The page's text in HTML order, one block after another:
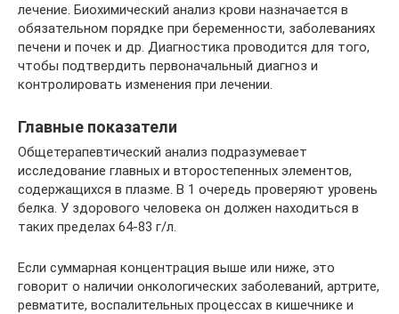
лечение. Биохимический анализ крови назначается в
обязательном порядке при беременности, заболеваниях
печени и почек и др. Диагностика проводится для того,
чтобы подтвердить первоначальный диагноз и
контролировать изменения при лечении.
Главные показатели
Общетерапевтический анализ подразумевает
исследование главных и второстепенных элементов,
содержащихся в плазме. В 1 очередь проверяют уровень
белка. У здорового человека он должен находиться в
таких пределах 64-83 г/л.
Если суммарная концентрация выше или ниже, это
говорит о наличии онкологических заболеваний, артрите,
ревматите, воспалительных процессах в кишечнике и